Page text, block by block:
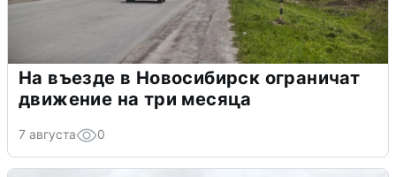
На въезде в Новосибирск ограничат
движение на три месяца
7 августа 0